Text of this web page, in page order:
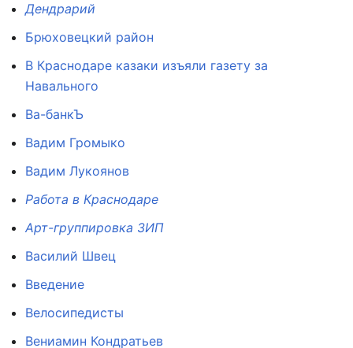
Дендрарий
Брюховецкий район
В Краснодаре казаки изъяли газету за
Навального
Ва-банкЪ
Вадим Громыко
Вадим Лукоянов
Работа в Краснодаре
Арт-группировка ЗИП
Василий Швец
Введение
Велосипедисты
Вениамин Кондратьев